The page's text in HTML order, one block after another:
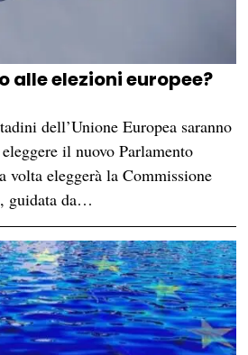
alle elezioni europee?
dell’Unione Europea saranno
il nuovo Parlamento
volta eleggerà la Commissione
guidata da…